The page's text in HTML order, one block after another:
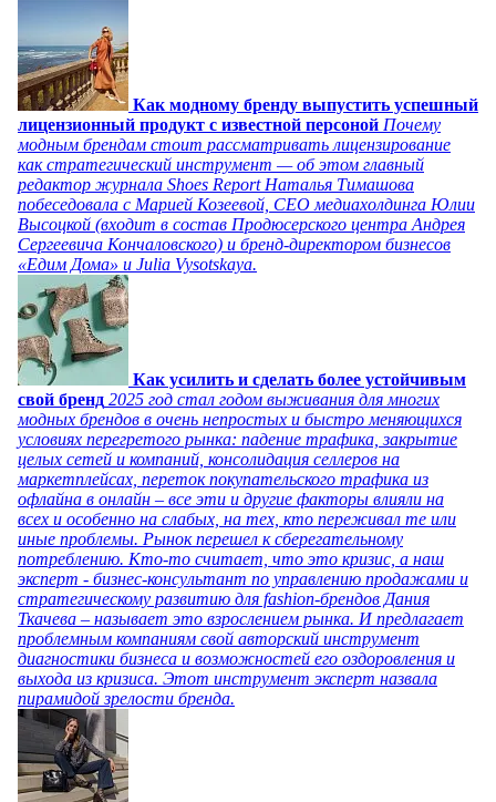
Как модному бренду выпустить успешный
лицензионный продукт с известной персоной Почему
модным брендам стоит рассматривать лицензирование
как стратегический инструмент — об этом главный
редактор журнала Shoes Report Наталья Тимашова
побеседовала с Марией Козеевой, СЕО медиахолдинга Юлии
Высоцкой (входит в состав Продюсерского центра Андрея
Сергеевича Кончаловского) и бренд-директором бизнесов
«Едим Дома» и Julia Vysotskaya.
Как усилить и сделать более устойчивым
свой бренд 2025 год стал годом выживания для многих
модных брендов в очень непростых и быстро меняющихся
условиях перегретого рынка: падение трафика, закрытие
целых сетей и компаний, консолидация селлеров на
маркетплейсах, переток покупательского трафика из
офлайна в онлайн – все эти и другие факторы влияли на
всех и особенно на слабых, на тех, кто переживал те или
иные проблемы. Рынок перешел к сберегательному
потреблению. Кто-то считает, что это кризис, а наш
эксперт - бизнес-консультант по управлению продажами и
стратегическому развитию для fashion-брендов Дания
Ткачева – называет это взрослением рынка. И предлагает
проблемным компаниям свой авторский инструмент
диагностики бизнеса и возможностей его оздоровления и
выхода из кризиса. Этот инструмент эксперт назвала
пирамидой зрелости бренда.